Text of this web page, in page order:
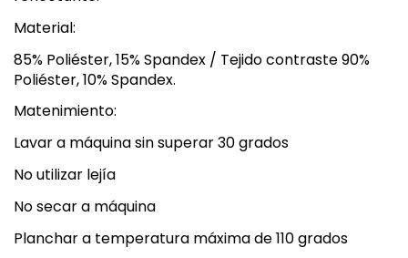
Material:
85% Poliéster, 15% Spandex / Tejido contraste 90%
Poliéster, 10% Spandex.
Matenimiento:
Lavar a máquina sin superar 30 grados
No utilizar lejía
No secar a máquina
Planchar a temperatura máxima de 110 grados